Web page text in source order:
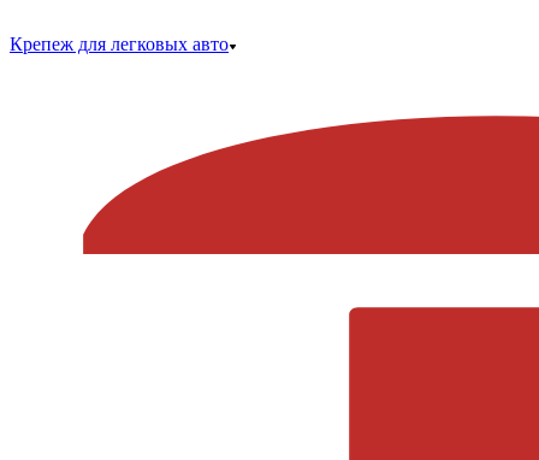
Крепеж для легковых авто